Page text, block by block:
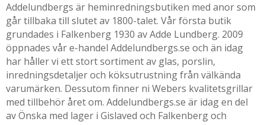
Addelundbergs är heminredningsbutiken med anor som
går tillbaka till slutet av 1800-talet. Vår första butik
grundades i Falkenberg 1930 av Adde Lundberg. 2009
öppnades vår e-handel Addelundbergs.se och än idag
har håller vi ett stort sortiment av glas, porslin,
inredningsdetaljer och köksutrustning från välkända
varumärken. Dessutom finner ni Webers kvalitetsgrillar
med tillbehör året om. Addelundbergs.se är idag en del
av Önska med lager i Gislaved och Falkenberg och